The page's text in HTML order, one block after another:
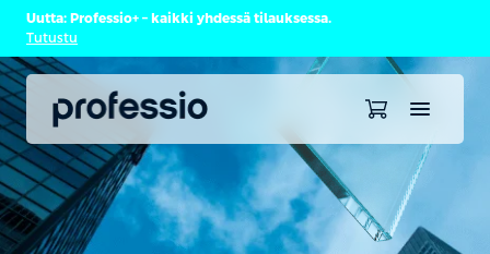
Uutta: Professio+ – kaikki yhdessä tilauksessa.
Tutustu